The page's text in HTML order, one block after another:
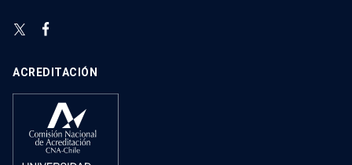
ACREDITACIÓN